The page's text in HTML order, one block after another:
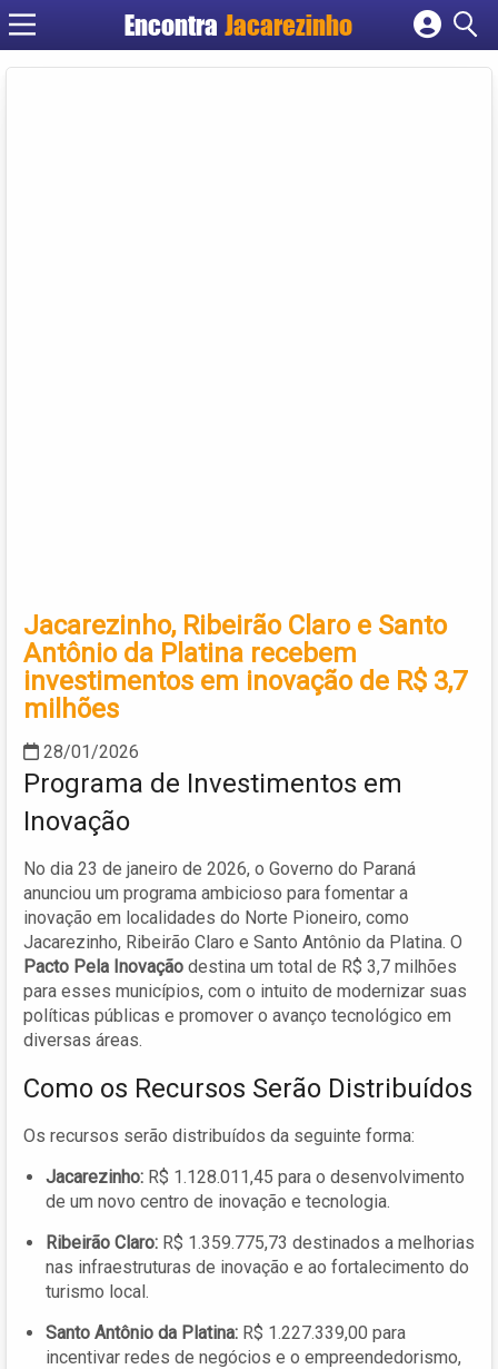
Encontra Jacarezinho
Cadastrar empresa
Jacarezinho, Ribeirão Claro e Santo
Antônio da Platina recebem
investimentos em inovação de R$ 3,7
milhões
28/01/2026
Programa de Investimentos em
Inovação
No dia 23 de janeiro de 2026, o Governo do Paraná
anunciou um programa ambicioso para fomentar a
inovação em localidades do Norte Pioneiro, como
Jacarezinho, Ribeirão Claro e Santo Antônio da Platina. O
Pacto Pela Inovação destina um total de R$ 3,7 milhões
para esses municípios, com o intuito de modernizar suas
políticas públicas e promover o avanço tecnológico em
diversas áreas.
Como os Recursos Serão Distribuídos
Os recursos serão distribuídos da seguinte forma:
Jacarezinho: R$ 1.128.011,45 para o desenvolvimento
de um novo centro de inovação e tecnologia.
Ribeirão Claro: R$ 1.359.775,73 destinados a melhorias
nas infraestruturas de inovação e ao fortalecimento do
turismo local.
Santo Antônio da Platina: R$ 1.227.339,00 para
incentivar redes de negócios e o empreendedorismo,